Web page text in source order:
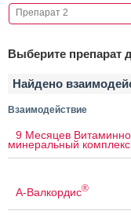
Выберите препарат
Найдено
Взаимодействие
9 Месяцев
минеральный комплекс
А-Валкордис®